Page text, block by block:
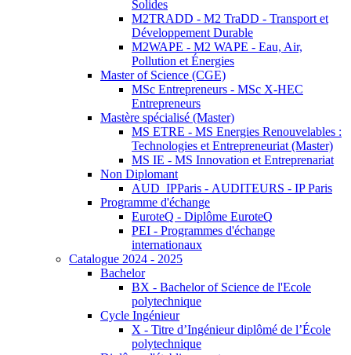
Solides
M2TRADD - M2 TraDD - Transport et
Développement Durable
M2WAPE - M2 WAPE - Eau, Air,
Pollution et Énergies
Master of Science (CGE)
MSc Entrepreneurs - MSc X-HEC
Entrepreneurs
Mastère spécialisé (Master)
MS ETRE - MS Energies Renouvelables :
Technologies et Entrepreneuriat (Master)
MS IE - MS Innovation et Entreprenariat
Non Diplomant
AUD_IPParis - AUDITEURS - IP Paris
Programme d'échange
EuroteQ - Diplôme EuroteQ
PEI - Programmes d'échange
internationaux
Catalogue 2024 - 2025
Bachelor
BX - Bachelor of Science de l'Ecole
polytechnique
Cycle Ingénieur
X - Titre d’Ingénieur diplômé de l’École
polytechnique